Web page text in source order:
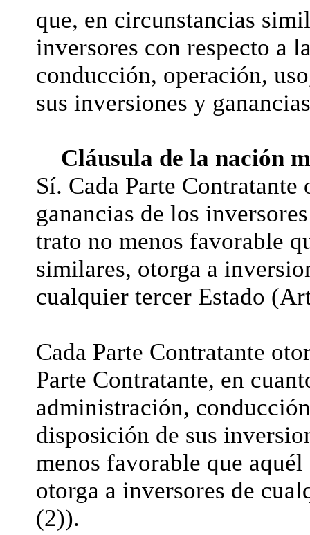
que, en circunstancias
inversores con respecto a
conducción, operación,
sus inversiones y
Cláusula de la nación
Sí. Cada Parte
ganancias de los
trato no menos favorable
similares, otorga a
cualquier tercer Estado
Cada Parte Contratante
Parte Contratante, en
administración,
disposición de sus
menos favorable que
otorga a inversores de
(2)).